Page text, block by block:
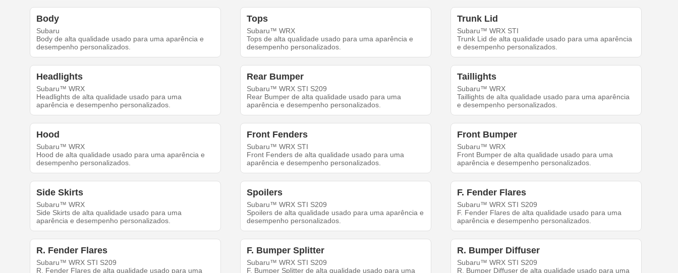
Body
Subaru
Body de alta qualidade usado para uma aparência e
desempenho personalizados.
Tops
Subaru™ WRX
Tops de alta qualidade usado para uma aparência e
desempenho personalizados.
Trunk Lid
Subaru™ WRX STI
Trunk Lid de alta qualidade usado para uma aparência
e desempenho personalizados.
Headlights
Subaru™ WRX
Headlights de alta qualidade usado para uma
aparência e desempenho personalizados.
Rear Bumper
Subaru™ WRX STI S209
Rear Bumper de alta qualidade usado para uma
aparência e desempenho personalizados.
Taillights
Subaru™ WRX
Taillights de alta qualidade usado para uma aparência
e desempenho personalizados.
Hood
Subaru™ WRX
Hood de alta qualidade usado para uma aparência e
desempenho personalizados.
Front Fenders
Subaru™ WRX STI
Front Fenders de alta qualidade usado para uma
aparência e desempenho personalizados.
Front Bumper
Subaru™ WRX
Front Bumper de alta qualidade usado para uma
aparência e desempenho personalizados.
Side Skirts
Subaru™ WRX
Side Skirts de alta qualidade usado para uma
aparência e desempenho personalizados.
Spoilers
Subaru™ WRX STI S209
Spoilers de alta qualidade usado para uma aparência e
desempenho personalizados.
F. Fender Flares
Subaru™ WRX STI S209
F. Fender Flares de alta qualidade usado para uma
aparência e desempenho personalizados.
R. Fender Flares
Subaru™ WRX STI S209
R. Fender Flares de alta qualidade usado para uma
F. Bumper Splitter
Subaru™ WRX STI S209
F. Bumper Splitter de alta qualidade usado para uma
R. Bumper Diffuser
Subaru™ WRX STI S209
R. Bumper Diffuser de alta qualidade usado para uma